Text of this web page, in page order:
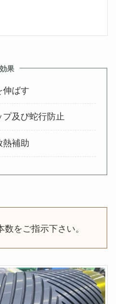
果
伸ばす
及び蛇行防止
熱補助
をご指示下さい。